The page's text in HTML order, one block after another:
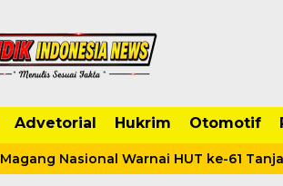
Advetorial Hukrim Otomotif
Nasional Warnai HUT ke-61